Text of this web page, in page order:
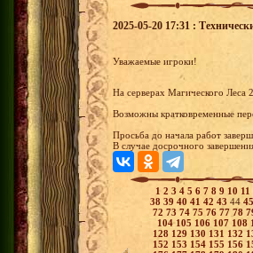
2025-05-20 17:31 :
Уважаемые игроки!
На серверах Магического Леса
Возможны кратковременные
Просьба до начала работ
В случае досрочного
1 2 3 4 5 6 7 8 9 10 11
38 39 40 41 42 43 44 45
72 73 74 75 76 77 78
104105 106 107 108
128 129 130 131 132
152 153 154 155 156